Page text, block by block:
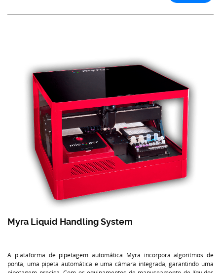
Myra Liquid Handling System
A plataforma de pipetagem automática Myra incorpora algoritmos de
ponta, uma pipeta automática e uma câmara integrada, garantindo uma